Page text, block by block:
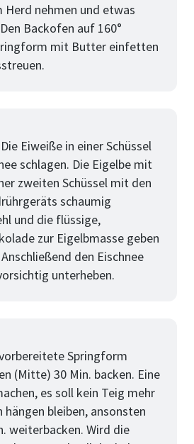
Herd nehmen und etwas
Backofen auf 160°
mit Butter einfetten
Eiweiße in einer Schüssel
schlagen. Die Eigelbe mit
zweiten Schüssel mit den
schaumig
und die flüssige,
zur Eigelbmasse geben
den Eischnee
unterheben.
Springform
(Mitte) 30 Min. backen. Eine
es soll kein Teig mehr
hängen bleiben, ansonsten
weiterbacken. Wird die